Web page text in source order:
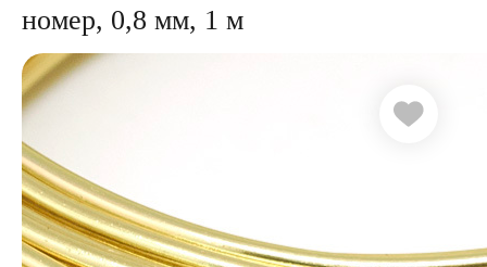
номер, 0,8 мм, 1 м